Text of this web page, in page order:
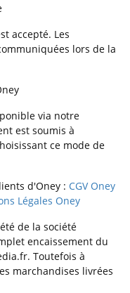
accepté. Les
lors de la
via notre
est soumis à
ce mode de
d'Oney : CGV Oney
Légales Oney
de la société
encaissement du
Toutefois à
marchandises livrées